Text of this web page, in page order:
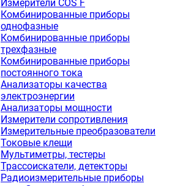
Измерители COS F
Комбинированные приборы
однофазные
Комбинированные приборы
трехфазные
Комбинированные приборы
постоянного тока
Анализаторы качества
электроэнергии
Анализаторы мощности
Измерители сопротивления
Измерительные преобразователи
Токовые клещи
Мультиметры, тестеры
Трассоискатели, детекторы
Радиоизмерительные приборы